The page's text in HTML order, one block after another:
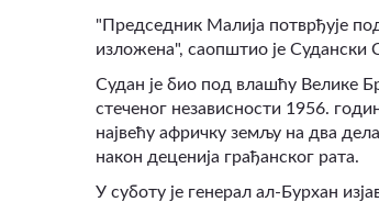
"Председник Малија потврђује
изложена", саопштио је Судански
Судан је био под влашћу Велике
стеченог независности 1956.
највећу афричку земљу на два
након деценија грађанског рата.
У суботу је генерал ал-Бурхан